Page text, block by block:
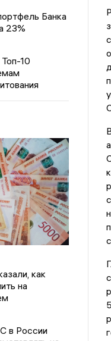
Банка
23%
10
как
на
в России